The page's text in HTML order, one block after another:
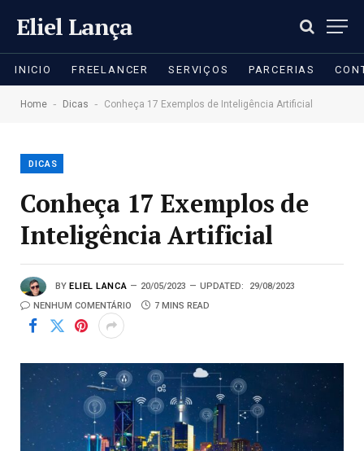
Eliel Lança
INICIO FREELANCER SERVIÇOS PARCERIAS
Home - Dicas - Conheça 17 Exemplos de Inteligência Artificial
DICAS
Conheça 17 Exemplos de
Inteligência Artificial
BY ELIEL LANCA 20/05/2023 UPDATED:
29/08/2023
NENHUM COMENTÁRIO
7 MINS READ